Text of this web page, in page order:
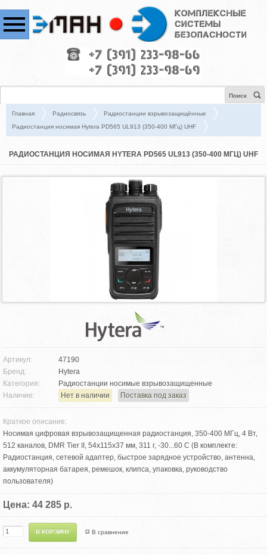
Поиск
Главная Радиосвязь
Радиостанции взрывозащищённые
Радиостанция носимая Hytera PD565 UL913 (350-400 МГц) UHF
РАДИОСТАНЦИЯ НОСИМАЯ HYTERA PD565 UL913 (350-400 МГЦ) UHF
Артикул:
47190
Бренд:
Hytera
Категория:
Радиостанции носимые взрывозащищенные
Наличие:
Нет в наличии Поставка под заказ
Краткое описание:
Носимая цифровая взрывозащищенная радиостанция, 350-400 МГц, 4 Вт,
512 каналов, DMR Tier II, 54х115х37 мм, 311 г, -30...60 С (В комплекте:
Радиостанция, сетевой адаптер, быстрое зарядное устройство, антенна,
аккумуляторная батарея, ремешок, клипса, упаковка, руководство
пользователя)
Цена: 44 285 р.
В сравнение